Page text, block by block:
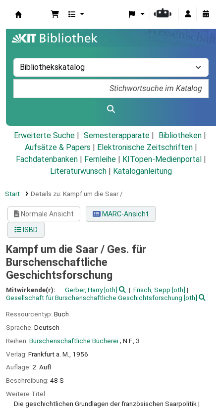
Erweiterte Suche Semesterapparate
Bibliotheken
Aufsätze & Papers
Elektronische Zeitschriften
Fachdatenbanken
Fernleihe KITopen-Medienportal
Literaturwunsch
Kataloganleitung
Start Details zu: Kampf um die Saar /
Normale Ansicht
MARC-Ansicht
ISBD
Kampf um die Saar / Ges. für
Burschenschaftliche
Geschichtsforschung
Mitwirkende(r): Gerber, Harry[oth] Frisch, Sepp [oth]
Gesellschaft für Burschenschaftliche Geschichtsforschung [oth]
Ressourcentyp: Buch
Sprache: Deutsch
Reihen: Burschenschaftliche Bücherei; N.F., 3
Verlag: Frankfurt a. M.,
1956
Auflage: 2. Aufl
Beschreibung: 48 S
Weitere Titel:
Die geschichtlichen Grundlagen der französischen Saarpolitik